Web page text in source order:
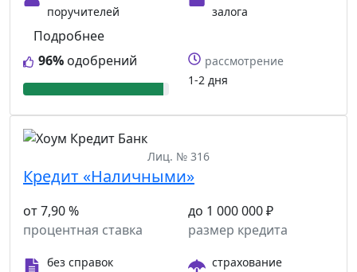
поручителей залога
96% одобрений
Подробнее
рассмотрение
1-2 дня
Лиц. № 316
Кредит «Наличными»
от 7,90 %
процентная ставка
до 1 000 000 ₽
размер кредита
без справок
страхование